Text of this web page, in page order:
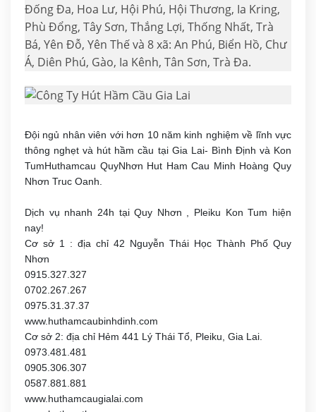
Đống Đa, Hoa Lư, Hội Phú, Hội Thương, Ia Kring,
Phù Đổng, Tây Sơn, Thắng Lợi, Thống Nhất, Trà
Bá, Yên Đỗ, Yên Thế và 8 xã: An Phú, Biển Hồ, Chư
Á, Diên Phú, Gào, Ia Kênh, Tân Sơn, Trà Đa.
Đội ngủ nhân viên với hơn 10 năm kinh nghiệm về lĩnh vực
thông nghẹt và hút hầm cầu tại Gia Lai- Bình Định và Kon
TumHuthamcau QuyNhơn Hut Ham Cau Minh Hoàng Quy
Nhơn Truc Oanh.
Dịch vụ nhanh 24h tại Quy Nhơn , Pleiku Kon Tum hiện
nay!
Cơ sở 1 : địa chỉ 42 Nguyễn Thái Học Thành Phố Quy
Nhơn
0915.327.327
0702.267.267
0975.31.37.37
www.huthamcaubinhdinh.com
Cơ sở 2: địa chỉ Hẻm 441 Lý Thái Tổ, Pleiku, Gia Lai.
0973.481.481
0905.306.307
0587.881.881
www.huthamcaugialai.com